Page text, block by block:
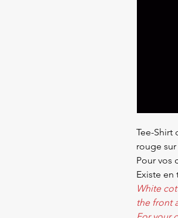
Tee-Shirt
rouge
Pour vos
Existe en
White
the front